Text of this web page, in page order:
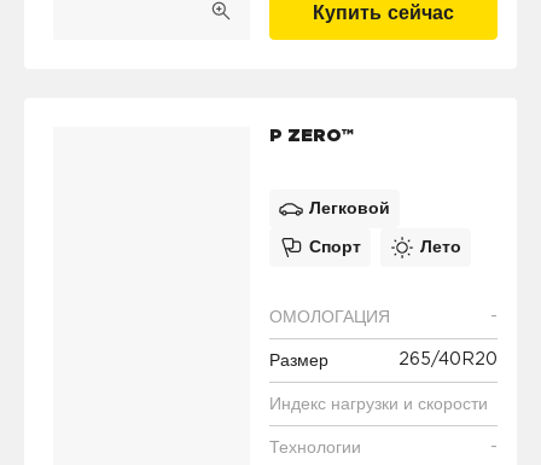
Купить сейчас
P ZERO™
Легковой
Спорт Лето
ОМОЛОГАЦИЯ -
Размер 265/40R20
Индекс нагрузки и скорости
Технологии -